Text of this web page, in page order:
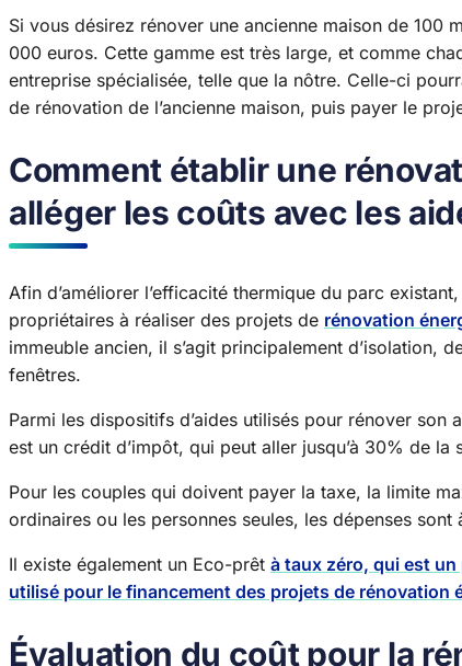
Si vous désirez rénover une ancienne maison de
000 euros. Cette gamme est très large, et comme
entreprise spécialisée, telle que la nôtre. Celle-ci
de rénovation de l’ancienne maison, puis payer le
Comment établir une
alléger les coûts avec les
Afin d’améliorer l’efficacité thermique du parc
propriétaires à réaliser des projets de rénovation
immeuble ancien, il s’agit principalement d’isolation,
fenêtres.
Parmi les dispositifs d’aides utilisés pour rénover son
est un crédit d’impôt, qui peut aller jusqu’à 30% de la
Pour les couples qui doivent payer la taxe, la limite
ordinaires ou les personnes seules, les dépenses sont
Il existe également un Eco-prêt à taux zéro, qui est
utilisé pour le financement des projets de rénovation
Évaluation du coût pour la